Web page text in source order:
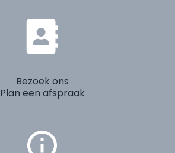
Bezoek ons
Plan een afspraak